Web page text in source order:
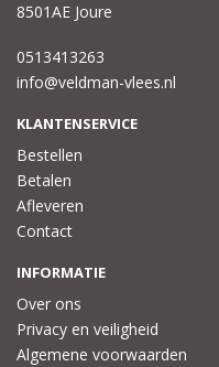
8501AE Joure
0513413263
info@veldman-vlees.nl
KLANTENSERVICE
Bestellen
Betalen
Afleveren
Contact
INFORMATIE
Over ons
Privacy en veiligheid
Algemene voorwaarden